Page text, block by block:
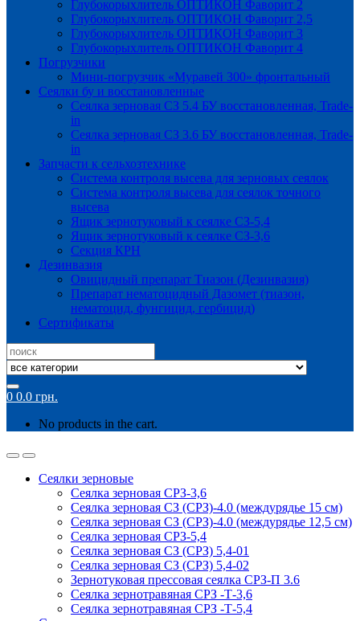
Глубокорыхлитель ОПТИКОН Фаворит 2
Глубокорыхлитель ОПТИКОН Фаворит 2,5
Глубокорыхлитель ОПТИКОН Фаворит 3
Глубокорыхлитель ОПТИКОН Фаворит 4
Погрузчики
Мини-погрузчик «Муравей 300» фронтальный
Сеялки бу и восстановленные
Сеялка зерновая СЗ 5.4 БУ восстановленная, Trade-
in
Сеялка зерновая СЗ 3.6 БУ восстановленная, Trade-
in
Запчасти к сельхозтехнике
Система контроля высева для зерновых сеялок
Система контроля высева для сеялок точного
высева
Ящик зернотуковый к сеялке СЗ-5,4
Ящик зернотуковый к сеялке СЗ-3,6
Секция КРН
Дезинвазия
Овицидный препарат Тиазон (Дезинвазия)
Препарат нематоцидный Дазомет (тиазон,
нематоцид, фунгицид, гербицид)
Сертификаты
Search
for:
0 0.0 грн.
No products in the cart.
Сеялки зерновые
Сеялка зерновая СРЗ-3,6
Сеялка зерновая СЗ (СРЗ)-4.0 (междурядье 15 см)
Сеялка зерновая СЗ (СРЗ)-4.0 (междурядье 12,5 см)
Сеялка зерновая СРЗ-5,4
Сеялка зерновая СЗ (СРЗ) 5,4-01
Сеялка зерновая СЗ (СРЗ) 5,4-02
Зернотуковая прессовая сеялка СРЗ-П 3.6
Сеялка зернотравяная СРЗ -Т-3,6
Сеялка зернотравяная СРЗ -Т-5,4